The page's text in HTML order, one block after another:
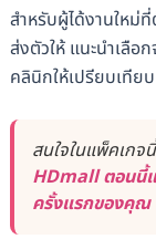
สำหรับผู้ได้งานใหม่
ส่งตัวให้ แนะนำเลือ
คลินิกให้เปรียบเทียบ
สนใจในแพ็คเก
HDmall ตอนนี้
ครั้งแรกของคุณ